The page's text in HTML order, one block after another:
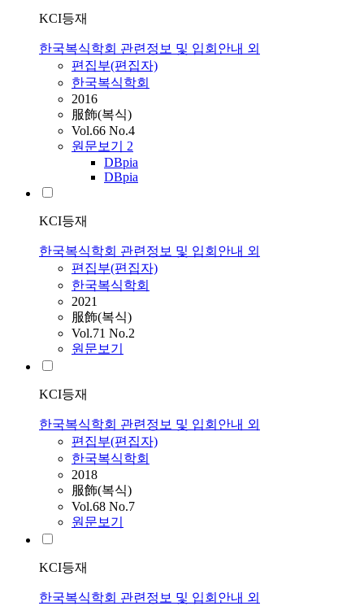
KCI등재
한국복식학회 관련정보 및 입회안내 외
편집부(편집자)
한국복식학회
2016
服飾(복식)
Vol.66 No.4
원문보기 2
DBpia
DBpia
KCI등재
한국복식학회 관련정보 및 입회안내 외
편집부(편집자)
한국복식학회
2021
服飾(복식)
Vol.71 No.2
원문보기
KCI등재
한국복식학회 관련정보 및 입회안내 외
편집부(편집자)
한국복식학회
2018
服飾(복식)
Vol.68 No.7
원문보기
KCI등재
한국복식학회 관련정보 및 입회안내 외